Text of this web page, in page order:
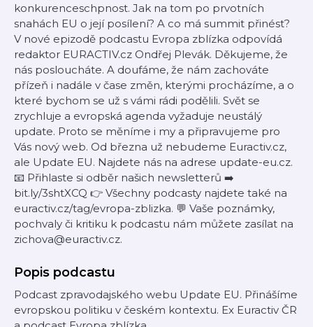
konkurenceschpnost. Jak na tom po prvotních
snahách EU o její posílení? A co má summit přinést?
V nové epizodě podcastu Evropa zblízka odpovídá
redaktor EURACTIV.cz Ondřej Plevák. Děkujeme, že
nás posloucháte. A doufáme, že nám zachováte
přízeň i nadále v čase změn, kterými procházíme, a o
které bychom se už s vámi rádi podělili. Svět se
zrychluje a evropská agenda vyžaduje neustálý
update. Proto se měníme i my a připravujeme pro
Vás nový web. Od března už nebudeme Euractiv.cz,
ale Update EU. Najdete nás na adrese update-eu.cz.
📧 Přihlaste si odběr našich newsletterů ➡️
bit.ly/3shtXCQ 👉 Všechny podcasty najdete také na
euractiv.cz/tag/evropa-zblizka. 💬 Vaše poznámky,
pochvaly či kritiku k podcastu nám můžete zasílat na
zichova@euractiv.cz.
Popis podcastu
Podcast zpravodajského webu Update EU. Přinášíme
evropskou politiku v českém kontextu. Ex Euractiv ČR